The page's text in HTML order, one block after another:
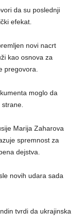
da su poslednji
efekat.
novi nacrt
kao osnova za
pregovora.
moglo da
Marija Zaharova
spremnost za
dejstva.
novih udara sada
tvrdi da ukrajinska